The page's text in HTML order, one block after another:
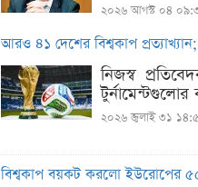
২০২৬ আগস্ট ০৪
আরও ৪১ দেশের বিশ্বকাপ
নিজস্ব
২০২৬ জুলাই ৩১
বিশ্বকাপ বয়কট করলো ইউরোপের